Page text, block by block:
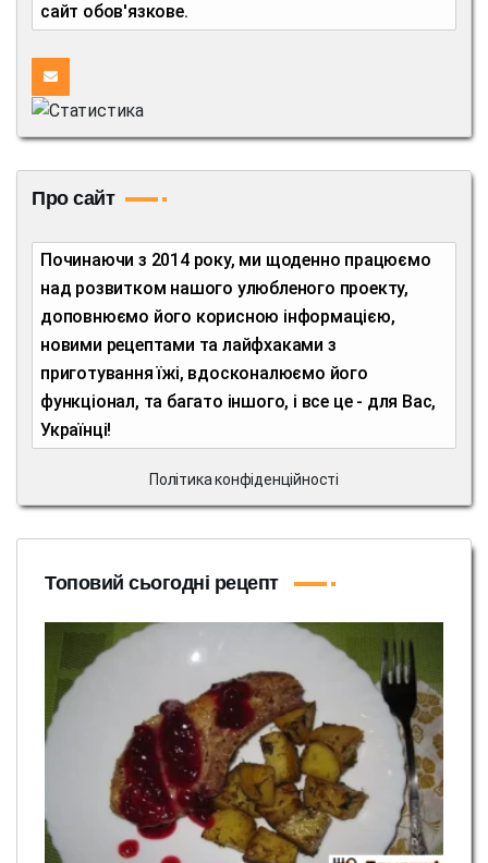
сайт обов'язкове.
Про сайт
Починаючи з 2014 року, ми щоденно працюємо
над розвитком нашого улюбленого проекту,
доповнюємо його корисною інформацією,
новими рецептами та лайфхаками з
приготування їжі, вдосконалюємо його
функціонал, та багато іншого, і все це - для Вас,
Українці!
Політика конфіденційності
Топовий сьогодні рецепт